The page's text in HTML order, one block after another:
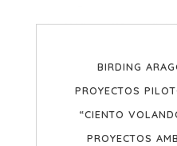
BIRDING
PROYECTOS
“CIENTO
PROYECTOS